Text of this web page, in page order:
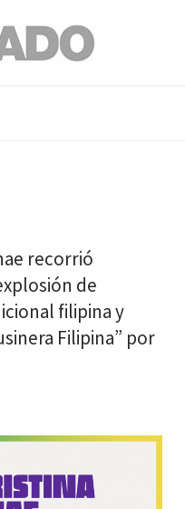
recorrió
de
filipina y
Filipina” por